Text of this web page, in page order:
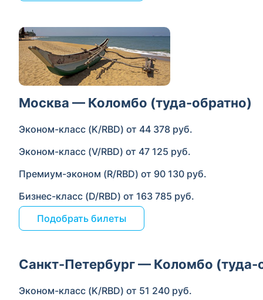
Москва — Коломбо (туда-обратно)
Эконом-класс (K/RBD) от 44 378 руб.
Эконом-класс (V/RBD) от 47 125 руб.
Премиум-эконом (R/RBD) от 90 130 руб.
Бизнес-класс (D/RBD) от 163 785 руб.
Подобрать билеты
Санкт-Петербург — Коломбо (туда-
Эконом-класс (K/RBD) от 51 240 руб.